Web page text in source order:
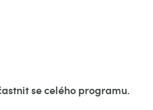
se celého programu.